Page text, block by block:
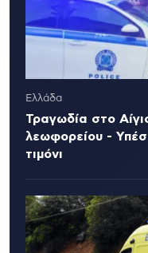
Ελλάδα
Τραγωδία στο
λεωφορείου -
τιμόνι